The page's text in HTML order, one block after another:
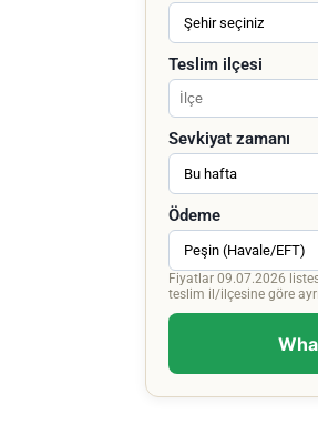
Teslim ilçesi
Sevkiyat zamanı
Ödeme
Fiyatlar 09.07.2026
teslim il/ilçesine göre